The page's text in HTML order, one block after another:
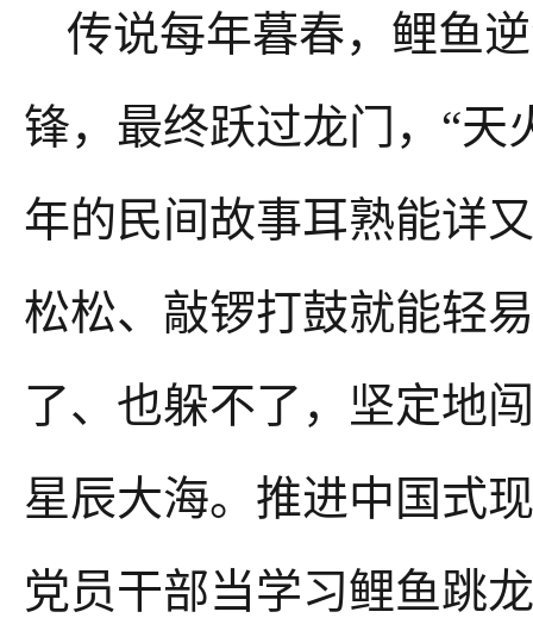
传说每年暮春，鲤鱼
锋，最终跃过龙门，“天
年的民间故事耳熟能详
松松、敲锣打鼓就能轻
了、也躲不了，坚定地
星辰大海。推进中国式
党员干部当学习鲤鱼跳